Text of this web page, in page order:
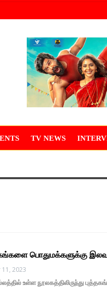
TV NEWS
பொதுமக்களுக்கு
2023
உள்ள நூலகத்திலிருந்து